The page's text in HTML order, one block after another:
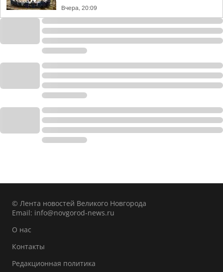
Вчера, 20:09
© Лента новостей Великого Новгорода
Email: info@novgorod-news.ru
О нас
Контакты
Редакционная политика